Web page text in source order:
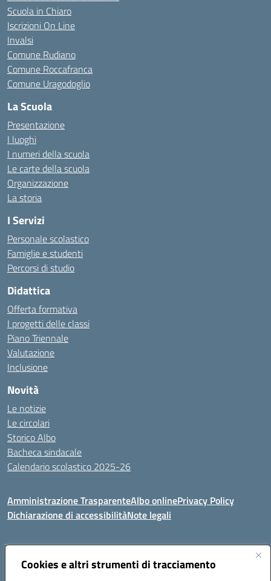
Cookies e altri strumenti di tracciamento
Scuola in Chiaro
Iscrizioni On Line
Invalsi
Comune Rudiano
Comune Roccafranca
Comune Uragodoglio
La Scuola
Presentazione
I luoghi
I numeri della scuola
Le carte della scuola
Organizzazione
La storia
I Servizi
Personale scolastico
Famiglie e studenti
Percorsi di studio
Didattica
Offerta formativa
I progetti delle classi
Piano Triennale
Valutazione
Inclusione
Novità
Le notizie
Le circolari
Storico Albo
Bacheca sindacale
Calendario scolastico 2025-26
Amministrazione TrasparenteAlbo onlinePrivacy Policy
Dichiarazione di accessibilitàNote legali
Indirizzo:VIA A. DE GASPERI, 41 RUDIANO 25030 RUDIANO